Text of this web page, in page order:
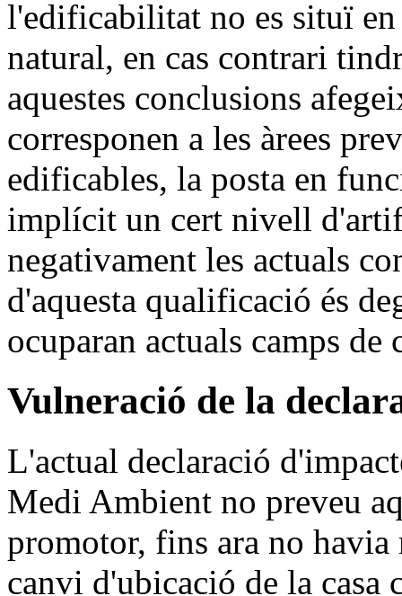
l'edificabilitat no es situï en
natural, en cas contrari
aquestes conclusions
corresponen a les àrees
edificables, la posta en
implícit un cert nivell
negativament les actuals
d'aquesta qualificació és
ocuparan actuals camps de
Vulneració de la
L'actual declaració
Medi Ambient no preveu
promotor, fins ara no havia
canvi d'ubicació de la casa